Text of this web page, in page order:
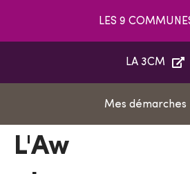
LES 9
LA 3CM
Mes démarches
L'Aw